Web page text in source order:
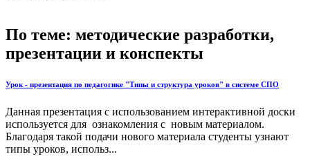
По теме: методические разработки,
презентации и конспекты
Урок - презентация по педагогике "Типы и структура уроков" в системе СПО
Данная презентация с использованием интерактивной доски
используется для ознакомления с новым материалом.
Благодаря такой подачи нового материала студенты узнают
типы уроков, использ...